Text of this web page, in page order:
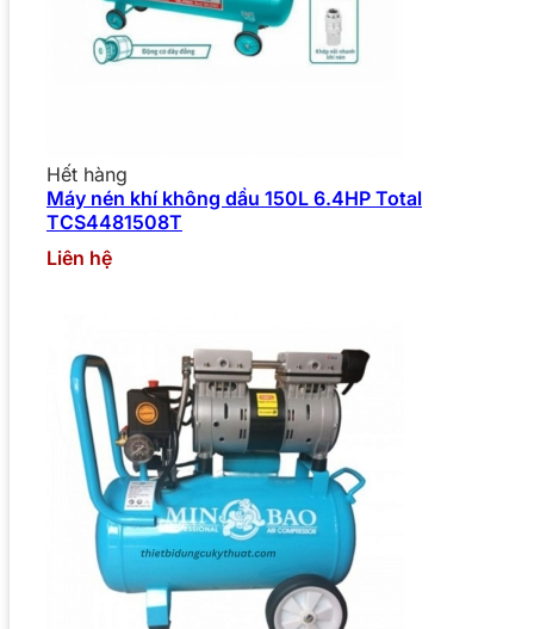
Hết hàng
Máy nén khí không dầu 150L 6.4HP Total
TCS4481508T
Liên hệ